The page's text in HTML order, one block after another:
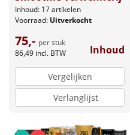
Kerstgeschenken 2026
Relatiegeschenken
Cadeaubon
Inhoud: 17 artikelen
Voorraad: Uitverkocht
75,- per stuk
86,49 incl. BTW Inhoud
Vergelijken
Verlanglijst